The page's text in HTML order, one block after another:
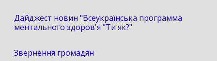
Дайджест новин "Всеукраїнська программа
ментального здоров'я "Ти як?"
Звернення громадян